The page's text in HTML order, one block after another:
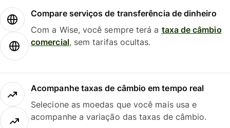
Compare serviços de transferência de dinheiro
Com a Wise, você sempre terá a taxa de câmbio
comercial, sem tarifas ocultas.
Acompanhe taxas de câmbio em tempo real
Selecione as moedas que você mais usa e
acompanhe a variação das taxas de câmbio.